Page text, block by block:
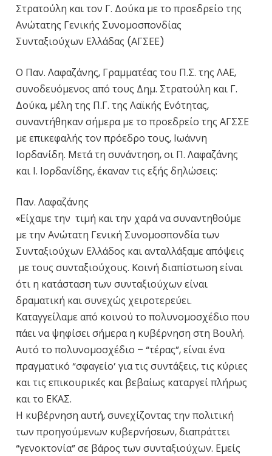
Στρατούλη και τον Γ. Δούκα με το προεδρείο της
Ανώτατης Γενικής Συνομοσπονδίας
Συνταξιούχων Ελλάδας (ΑΓΣΕΕ)
Ο Παν. Λαφαζάνης, Γραμματέας του Π.Σ. της ΛΑΕ,
συνοδευόμενος από τους Δημ. Στρατούλη και Γ.
Δούκα, μέλη της Π.Γ. της Λαϊκής Ενότητας,
συναντήθηκαν σήμερα με το προεδρείο της ΑΓΣΣΕ
με επικεφαλής τον πρόεδρο τους, Ιωάννη
Ιορδανίδη. Μετά τη συνάντηση, οι Π. Λαφαζάνης
και Ι. Ιορδανίδης, έκαναν τις εξής δηλώσεις:
Παν. Λαφαζάνης
«Είχαμε την τιμή και την χαρά να συναντηθούμε
με την Ανώτατη Γενική Συνομοσπονδία των
Συνταξιούχων Ελλάδος και ανταλλάξαμε απόψεις
με τους συνταξιούχους. Κοινή διαπίστωση είναι
ότι η κατάσταση των συνταξιούχων είναι
δραματική και συνεχώς χειροτερεύει.
Καταγγείλαμε από κοινού το πολυνομοσχέδιο που
πάει να ψηφίσει σήμερα η κυβέρνηση στη Βουλή.
Αυτό το πολυνομοσχέδιο – “τέρας”, είναι ένα
πραγματικό “σφαγείο’ για τις συντάξεις, τις κύριες
και τις επικουρικές και βεβαίως καταργεί πλήρως
και το ΕΚΑΣ.
Η κυβέρνηση αυτή, συνεχίζοντας την πολιτική
των προηγούμενων κυβερνήσεων, διαπράττει
“γενοκτονία” σε βάρος των συνταξιούχων. Εμείς